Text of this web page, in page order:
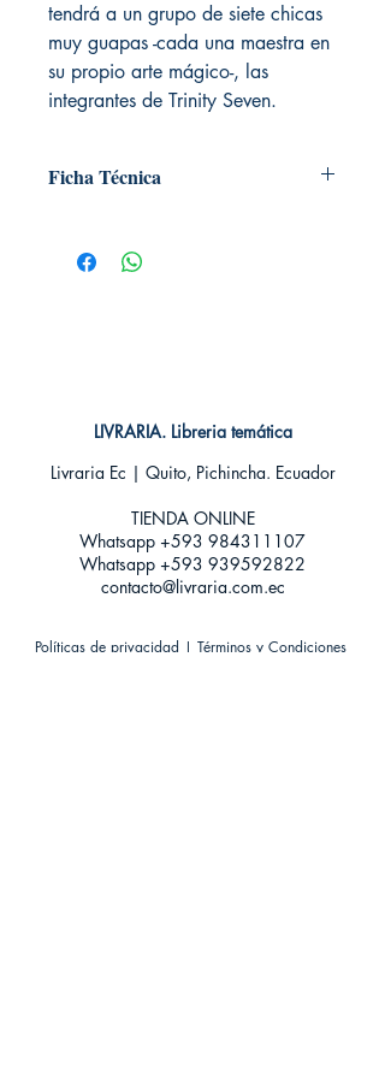
tendrá a un grupo de siete chicas
muy guapas -cada una maestra en
su propio arte mágico-, las
integrantes de Trinity Seven.
Ficha Técnica
Editorial: IVREA
Idioma: Castellano
LIVRARIA. Libreria temática
Livraria Ec | Quito, Pichincha. Ecuador
TIENDA ONLINE​
Whatsapp +593 984311107
Whatsapp +593 939592822
contacto@livraria.com.ec
Políticas de privacidad | Términos y Condiciones